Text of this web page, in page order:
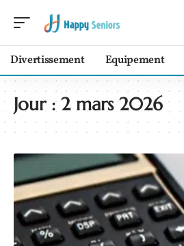
Divertissement Equipement
Jour :2 mars 2026